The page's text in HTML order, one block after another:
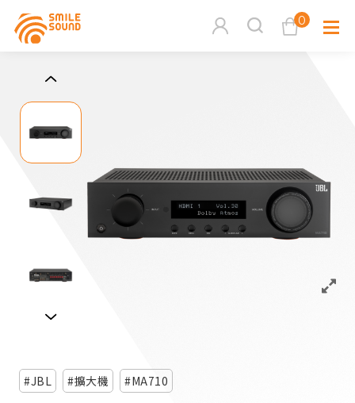
0
商品分類查詢
請選擇商品分類
請選擇分類
多媒體
家用音
JBL 擴大機 MA710